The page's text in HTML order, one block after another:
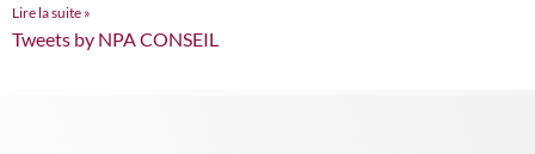
Lire la suite »
Tweets by NPA CONSEIL